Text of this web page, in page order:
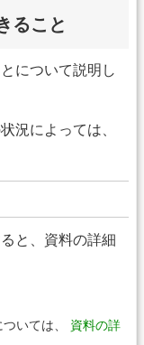
ること
について説明し
況によっては、
と、資料の詳細
いては、 資料の詳